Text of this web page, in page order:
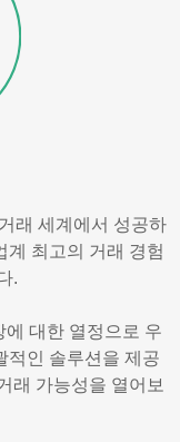
래 세계에서 성공하
계 최고의 거래 경험
.
대한 열정으로 우
적인 솔루션을 제공
래 가능성을 열어보